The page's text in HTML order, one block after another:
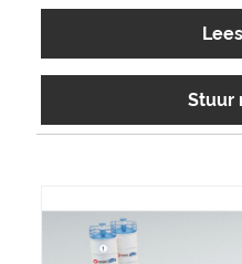
Stuur